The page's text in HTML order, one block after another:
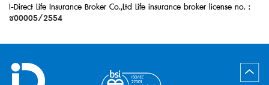
I-Direct Life Insurance Broker Co.,Ltd Life insurance broker license no. :
ช00005/2554